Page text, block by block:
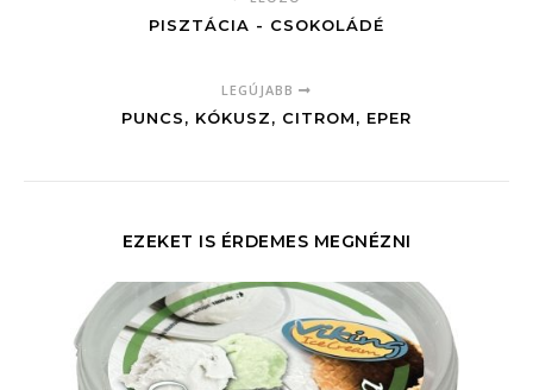
PISZTÁCIA - CSOKOLÁDÉ
LEGÚJABB
PUNCS, KÓKUSZ, CITROM, EPER
EZEKET IS ÉRDEMES MEGNÉZNI